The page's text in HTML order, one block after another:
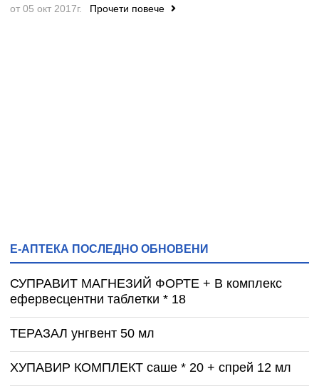
от 05 окт 2017г. Прочети повече
Е-АПТЕКА ПОСЛЕДНО ОБНОВЕНИ
СУПРАВИТ МАГНЕЗИЙ ФОРТЕ + B комплекс
ефервесцентни таблетки * 18
ТЕРАЗАЛ унгвент 50 мл
ХУПАВИР КОМПЛЕКТ саше * 20 + спрей 12 мл